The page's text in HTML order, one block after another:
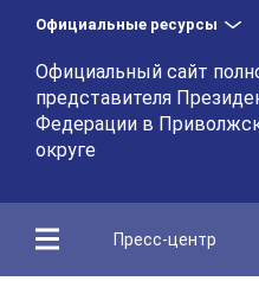
Официальные ресурсы
Официальный сайт
представителя
Федерации в
округе
Пресс-центр